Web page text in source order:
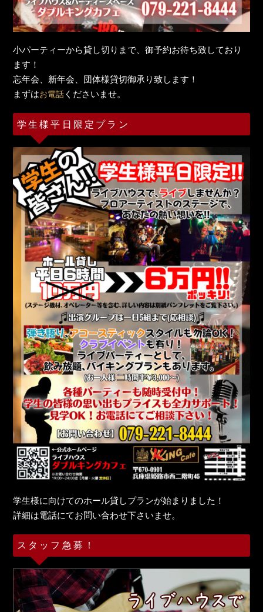
小パーティーから貸し切りまで、御予約お待ち致しており
ます！
忘年会、新年会、団体様貸切御承り致します！
まずはお電話 くださいませ。
学生様平日限定プラン
学生様に向けてのホール貸しプランが始まりました！
詳細は電話にてお問い合わせ下さいませ。
スタッフ急募！